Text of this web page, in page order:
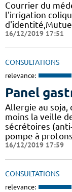
Courrier du
l'irrigation
16/12/2019 17:51
CONSULTATIONS
relevance:
Panel
Allergie au soja,
moins la veille
sécrétoires
pompe à
16/12/2019 17:59
CONSULTATIONS
relevance: